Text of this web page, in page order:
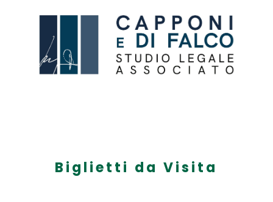
Biglietti da Visita